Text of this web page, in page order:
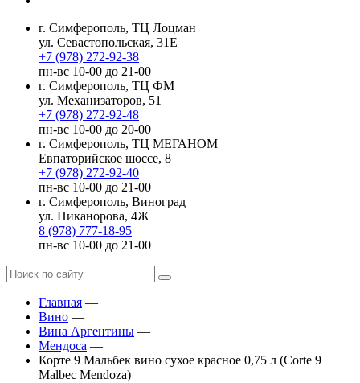
г. Симферополь, ТЦ Лоцман
ул. Севастопольская, 31Е
+7 (978) 272-92-38
пн-вс 10-00 до 21-00
г. Симферополь, ТЦ ФМ
ул. Механизаторов, 51
+7 (978) 272-92-48
пн-вс 10-00 до 20-00
г. Симферополь, ТЦ МЕГАНОМ
Евпаторийское шоссе, 8
+7 (978) 272-92-40
пн-вс 10-00 до 21-00
г. Симферополь, Виноград
ул. Никанорова, 4Ж
8 (978) 777-18-95
пн-вс 10-00 до 21-00
Главная —
Вино —
Вина Аргентины —
Мендоса —
Корте 9 Мальбек вино сухое красное 0,75 л (Corte 9
Malbec Mendoza)